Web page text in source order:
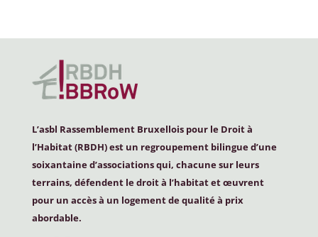
L’asbl Rassemblement Bruxellois pour le Droit à
l’Habitat (RBDH) est un regroupement bilingue d’une
soixantaine d’associations qui, chacune sur leurs
terrains, défendent le droit à l’habitat et œuvrent
pour un accès à un logement de qualité à prix
abordable.